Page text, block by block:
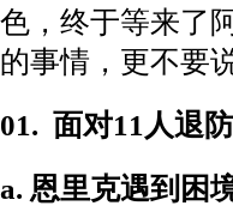
色，终于等来了
的事情，更不要
01. 面对11人退
a. 恩里克遇到困